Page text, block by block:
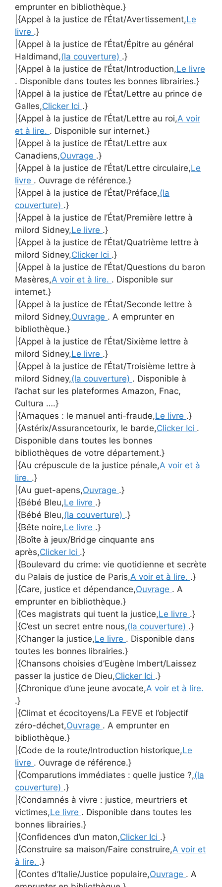
emprunter en bibliothèque.}
|{Appel à la justice de l’État/Avertissement,Le
livre .}
|{Appel à la justice de l’État/Épitre au général
Haldimand,(la couverture) .}
|{Appel à la justice de l’État/Introduction,Le livre
. Disponible dans toutes les bonnes librairies.}
|{Appel à la justice de l’État/Lettre au prince de
Galles,Clicker Ici .}
|{Appel à la justice de l’État/Lettre au roi,A voir
et à lire. . Disponible sur internet.}
|{Appel à la justice de l’État/Lettre aux
Canadiens,Ouvrage .}
|{Appel à la justice de l’État/Lettre circulaire,Le
livre . Ouvrage de référence.}
|{Appel à la justice de l’État/Préface,(la
couverture) .}
|{Appel à la justice de l’État/Première lettre à
milord Sidney,Le livre .}
|{Appel à la justice de l’État/Quatrième lettre à
milord Sidney,Clicker Ici .}
|{Appel à la justice de l’État/Questions du baron
Masères,A voir et à lire. . Disponible sur
internet.}
|{Appel à la justice de l’État/Seconde lettre à
milord Sidney,Ouvrage . A emprunter en
bibliothèque.}
|{Appel à la justice de l’État/Sixième lettre à
milord Sidney,Le livre .}
|{Appel à la justice de l’État/Troisième lettre à
milord Sidney,(la couverture) . Disponible à
l’achat sur les plateformes Amazon, Fnac,
Cultura ….}
|{Arnaques : le manuel anti-fraude,Le livre .}
|{Astérix/Assurancetourix, le barde,Clicker Ici .
Disponible dans toutes les bonnes
bibliothèques de votre département.}
|{Au crépuscule de la justice pénale,A voir et à
lire. .}
|{Au guet-apens,Ouvrage .}
|{Bébé Bleu,Le livre .}
|{Bébé Bleu,(la couverture) .}
|{Bête noire,Le livre .}
|{Boîte à jeux/Bridge cinquante ans
après,Clicker Ici .}
|{Boulevard du crime: vie quotidienne et secrète
du Palais de justice de Paris,A voir et à lire. .}
|{Care, justice et dépendance,Ouvrage . A
emprunter en bibliothèque.}
|{Ces magistrats qui tuent la justice,Le livre .}
|{C’est un secret entre nous,(la couverture) .}
|{Changer la justice,Le livre . Disponible dans
toutes les bonnes librairies.}
|{Chansons choisies d’Eugène Imbert/Laissez
passer la justice de Dieu,Clicker Ici .}
|{Chronique d’une jeune avocate,A voir et à lire.
.}
|{Climat et écocitoyens/La FEVE et l’objectif
zéro-déchet,Ouvrage . A emprunter en
bibliothèque.}
|{Code de la route/Introduction historique,Le
livre . Ouvrage de référence.}
|{Comparutions immédiates : quelle justice ?,(la
couverture) .}
|{Condamnés à vivre : justice, meurtriers et
victimes,Le livre . Disponible dans toutes les
bonnes librairies.}
|{Confidences d’un maton,Clicker Ici .}
|{Construire sa maison/Faire construire,A voir et
à lire. .}
|{Contes d’Italie/Justice populaire,Ouvrage . A